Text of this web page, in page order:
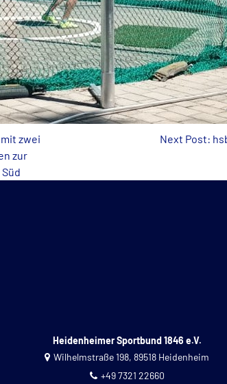
zwei
zur
Next Post:
Heidenheimer Sportbund 1846 e.V.
Wilhelmstraße 198, 89518 Heidenheim
+49 7321 22660